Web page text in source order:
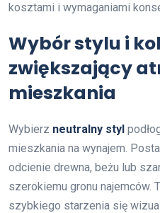
kosztami i wymaganiami
Wybór stylu i
zwiększający
mieszkania
Wybierz neutralny styl
mieszkania na wynajem.
odcienie drewna, beżu lub
szerokiemu gronu najemców.
szybkiego starzenia się